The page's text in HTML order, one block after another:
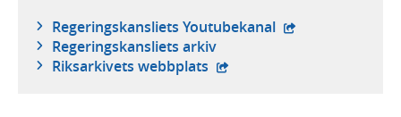
Regeringskansliets Youtubekanal - extern
Regeringskansliets arkiv
Riksarkivets webbplats - extern webbplats,